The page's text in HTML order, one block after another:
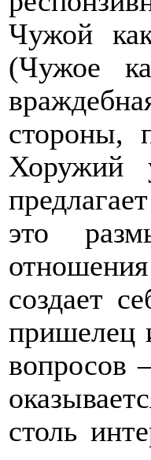
Чужой
(Чужое
стороны,
Хоружий
это
создает
пришелец
вопросов
столь